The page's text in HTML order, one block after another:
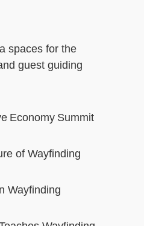
spaces for the
guest guiding
Economy Summit
of Wayfinding
Wayfinding